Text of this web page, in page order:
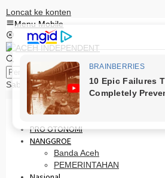
Loncat ke konten
Menu Mobile
Sabtu, 8 Agustus 2026
HOME
PRO OTONOMI
NANGGROE
Banda Aceh
PEMERINTAHAN